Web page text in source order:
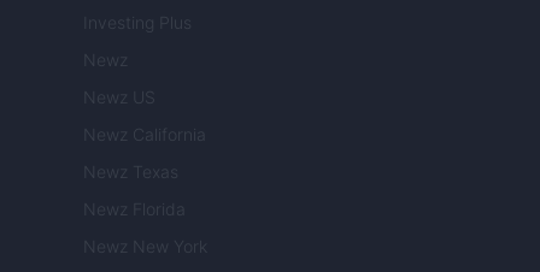
Investing Plus
Newz
Newz US
Newz California
Newz Texas
Newz Florida
Newz New York